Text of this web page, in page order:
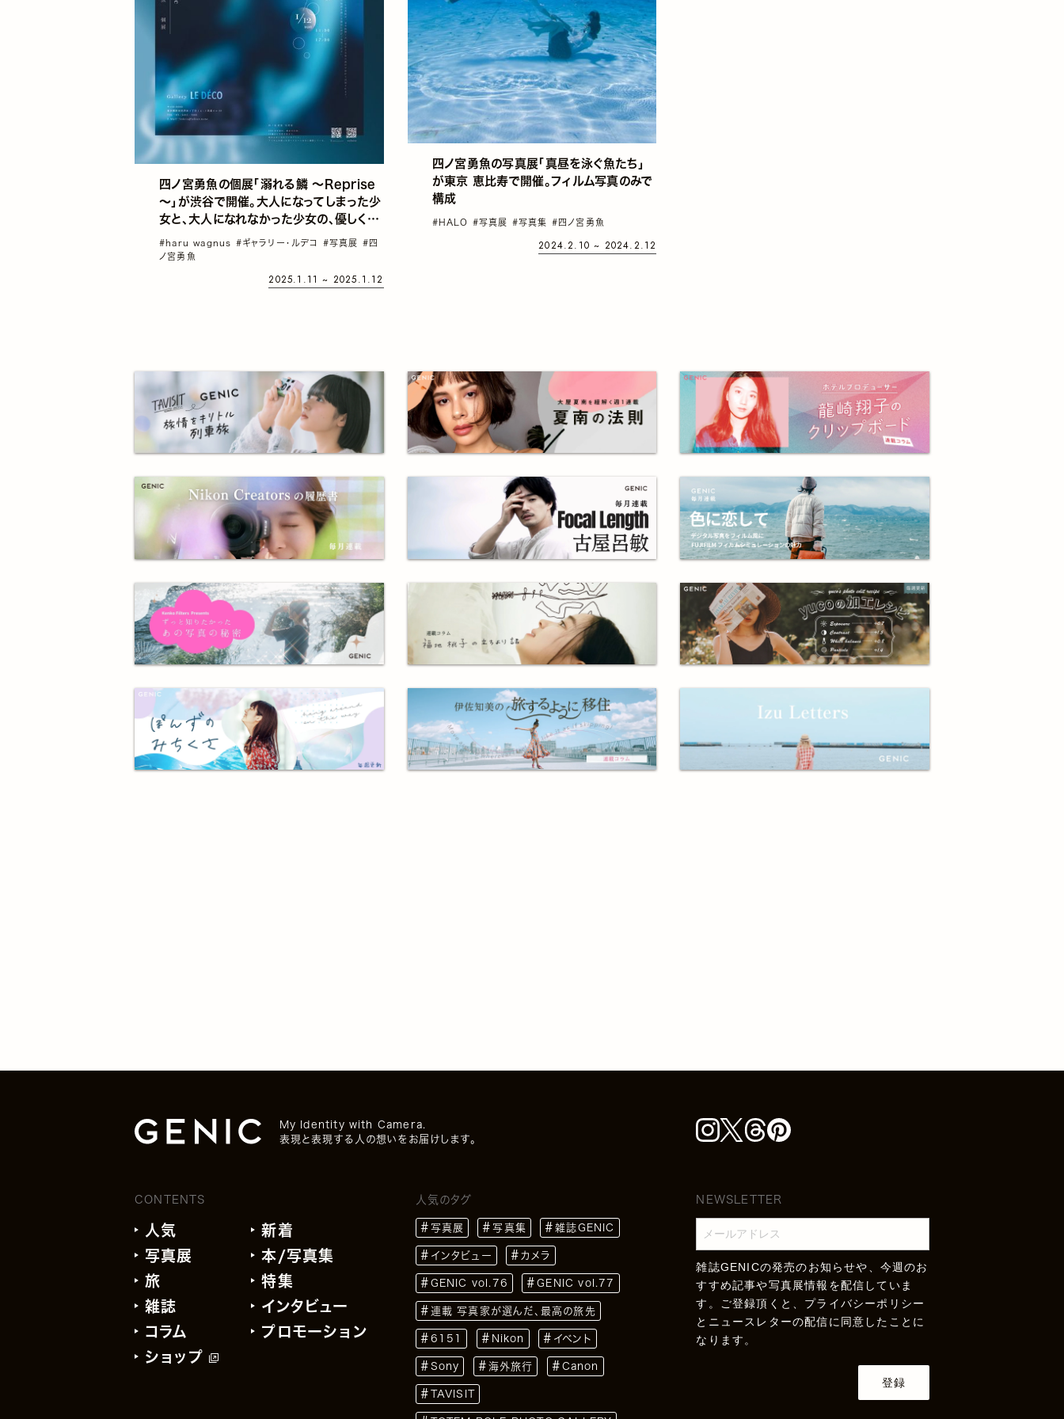
四ノ宮勇魚の個展「溺れる鱗 ～Reprise
～」が渋谷で開催。大人になってしまった少
女と、大人になれなかった少女の、優しく苦
#haru wagnus #ギャラリー・ルデコ #写真展 #四
ノ宮勇魚
2025.1.11 ~ 2025.1.12
四ノ宮勇魚の写真展「真昼を泳ぐ魚たち」
が東京 恵比寿で開催。フィルム写真のみで
構成
#HALO #写真展 #写真集 #四ノ宮勇魚
2024.2.10 ~ 2024.2.12
My Identity with Camera.
表現と表現する人の想いをお届けします。
NEWSLETTER
雑誌GENICの発売のお知らせや、今週のお
すすめ記事や写真展情報を配信していま
す。ご登録頂くと、 プライバシーポリシー
とニュースレターの配信に同意したことに
なります。
登録
CONTENTS
人気
新着
写真展
本/写真集
旅
特集
雑誌
インタビュー
コラム
プロモーション
ショップ
人気のタグ
写真展 写真集 雑誌GENIC
インタビュー カメラ
GENIC vol.76 GENIC vol.77
連載 写真家が選んだ、最高の旅先
6151 Nikon イベント
Sony 海外旅行 Canon
TAVISIT